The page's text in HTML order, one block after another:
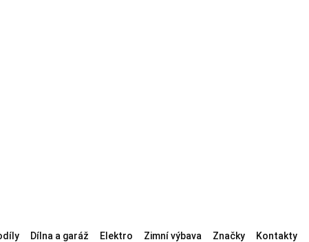
Dílna a garáž Elektro Zimní výbava Značky Kontakty